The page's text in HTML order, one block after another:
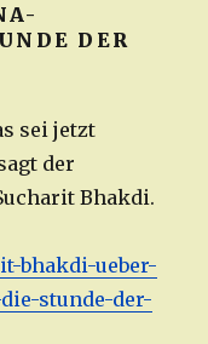
V
DER W
sei jetzt
der
Bhakdi.
bhakdi-ueber-
stunde-der-